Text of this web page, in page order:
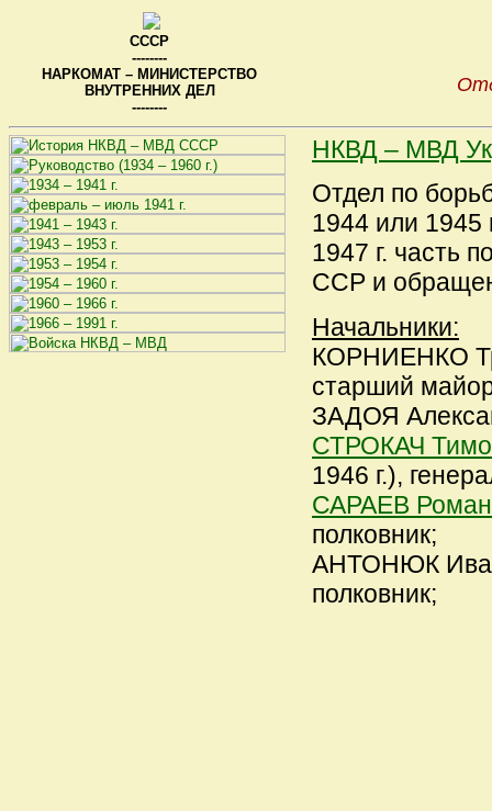
СССР
--------
НАРКОМАТ – МИНИСТЕРСТВО
ВНУТРЕННИХ ДЕЛ
--------
НКВД – МВД
Отдел по
1944 или 1945
1947 г. часть
ССР и
Начальники:
КОРНИЕНКО
старший
ЗАДОЯ
СТРОКАЧ
1946 г.),
САРАЕВ Роман
полковник;
АНТОНЮК Иван
полковник;